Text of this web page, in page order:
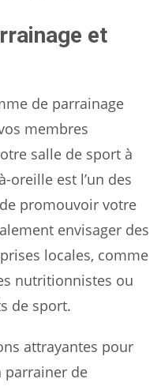
et
de parrainage
membres
salle de sport à
oreille est l’un des
promouvoir votre
envisager des
locales, comme
nutritionnistes ou
de sport.
attrayantes pour
parrainer de